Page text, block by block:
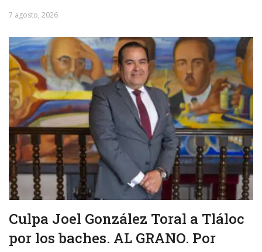
7 agosto, 2026
Culpa Joel González Toral a Tláloc
por los baches. AL GRANO. Por